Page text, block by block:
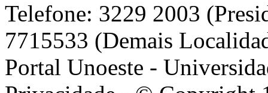
Telefone: 3229 2003
7715533 (Demais
Portal Unoeste -